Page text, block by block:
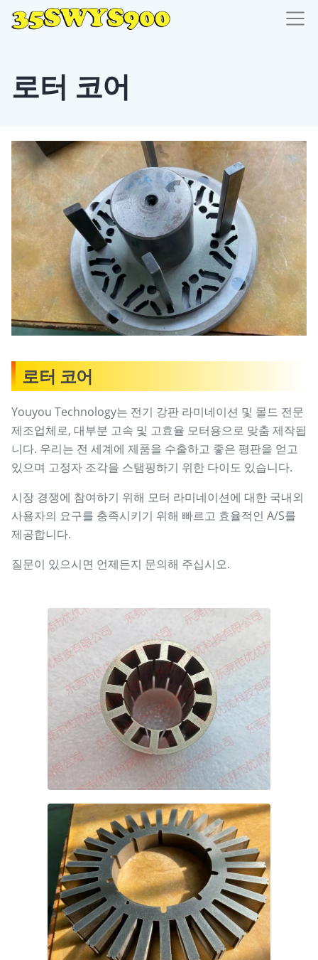
로터 코어
로터 코어
Youyou Technology는 전기 강판 라미네이션 및 몰드 전문
제조업체로, 대부분 고속 및 고효율 모터용으로 맞춤 제작됩
니다. 우리는 전 세계에 제품을 수출하고 좋은 평판을 얻고
있으며 고정자 조각을 스탬핑하기 위한 다이도 있습니다.
시장 경쟁에 참여하기 위해 모터 라미네이션에 대한 국내외
사용자의 요구를 충족시키기 위해 빠르고 효율적인 A/S를
제공합니다.
질문이 있으시면 언제든지 문의해 주십시오.